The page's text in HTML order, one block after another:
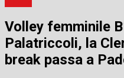
Volley femminile
Palatriccoli, la
break passa a